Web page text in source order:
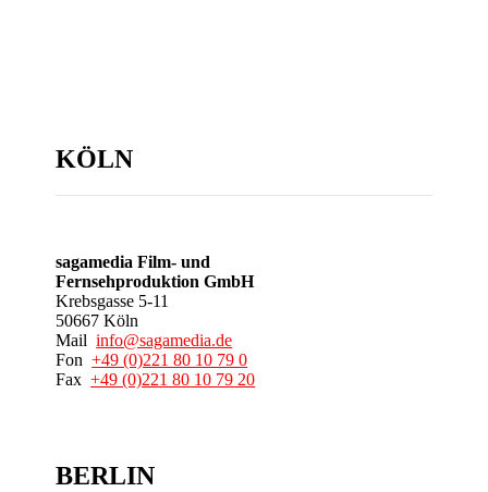
KÖLN
sagamedia Film- und
Fernsehproduktion GmbH
Krebsgasse 5-11
50667 Köln
Mailinfo@sagamedia.de
Fon+49 (0)221 80 10 79 0
Fax+49 (0)221 80 10 79 20
BERLIN